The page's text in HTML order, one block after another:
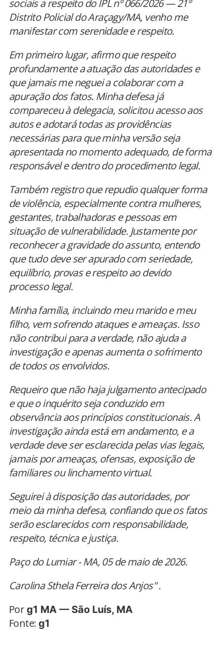
sociais a respeito do IPL nº 066/2026 — 21º
Distrito Policial do Araçagy/MA, venho me
manifestar com serenidade e respeito.
Em primeiro lugar, afirmo que respeito
profundamente a atuação das autoridades e
que jamais me neguei a colaborar com a
apuração dos fatos. Minha defesa já
compareceu à delegacia, solicitou acesso aos
autos e adotará todas as providências
necessárias para que minha versão seja
apresentada no momento adequado, de forma
responsável e dentro do procedimento legal.
Também registro que repudio qualquer forma
de violência, especialmente contra mulheres,
gestantes, trabalhadoras e pessoas em
situação de vulnerabilidade. Justamente por
reconhecer a gravidade do assunto, entendo
que tudo deve ser apurado com seriedade,
equilíbrio, provas e respeito ao devido
processo legal.
Minha família, incluindo meu marido e meu
filho, vem sofrendo ataques e ameaças. Isso
não contribui para a verdade, não ajuda a
investigação e apenas aumenta o sofrimento
de todos os envolvidos.
Requeiro que não haja julgamento antecipado
e que o inquérito seja conduzido em
observância aos princípios constitucionais. A
investigação ainda está em andamento, e a
verdade deve ser esclarecida pelas vias legais,
jamais por ameaças, ofensas, exposição de
familiares ou linchamento virtual.
Seguirei à disposição das autoridades, por
meio da minha defesa, confiando que os fatos
serão esclarecidos com responsabilidade,
respeito, técnica e justiça.
Paço do Lumiar - MA, 05 de maio de 2026.
Carolina Sthela Ferreira dos Anjos" .
Porg1 MA — São Luís, MA
Fonte: g1